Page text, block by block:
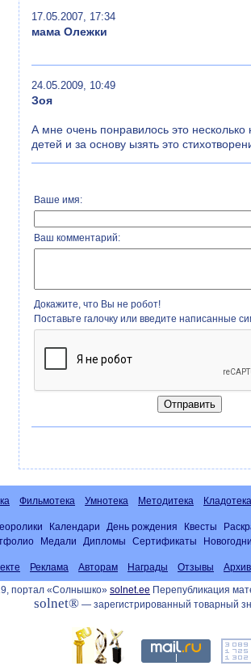
17.05.2007, 17:34
мама Олежки
24.05.2009, 10:49
Зоя
А мне очень понравилось это
детей и за основу ызять это
Ваше имя:
Ваш комментарий:
Докажите, что Вы не робот!
Поставьте галочку или введите написанные
Фильмотека Умнотека Методитека Кладотека
Календари День рождения Квесты
Медали Дипломы Сертификаты
Реклама Авторам Награды Отзывы Архив
портал «Солнышко» solnet.ee Перепубликация
solnet®— зарегистрированный товарный